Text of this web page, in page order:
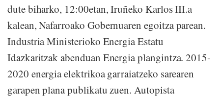
dute biharko, 12:00etan, Iruñeko Karlos III.a
kalean, Nafarroako Gobernuaren egoitza parean.
Industria Ministerioko Energia Estatu
Idazkaritzak abenduan Energia plangintza. 2015-
2020 energia elektrikoa garraiatzeko sarearen
garapen plana publikatu zuen. Autopista